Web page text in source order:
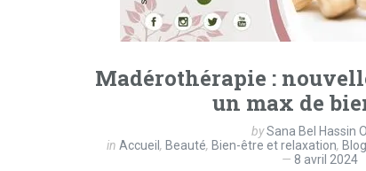
Madérothérapie :
un max de
bySana Bel Hassin
in Accueil , Beauté, Bien-être et relaxation, Blog
8 avril 2024